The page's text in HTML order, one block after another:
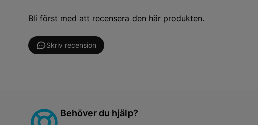
Bli först med att recensera den här produkten.
Skriv recension
Behöver du hjälp?